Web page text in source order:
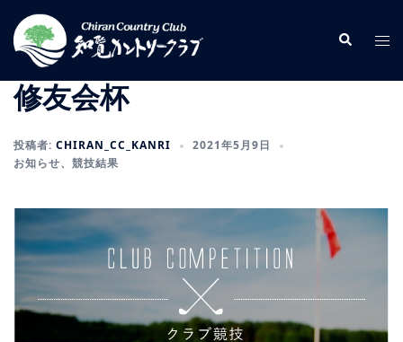
ン
ツ
検
索
ト
ル
修友会杯
投稿者: CHIRAN_CC_KANRI
2021年5月9日
お知らせ、 競技結果